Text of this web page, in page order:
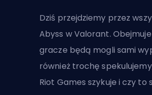
Dziś przejdziemy przez
Abyss w Valorant.
gracze będą mogli sami
również trochę
Riot Games szykuje i czy to